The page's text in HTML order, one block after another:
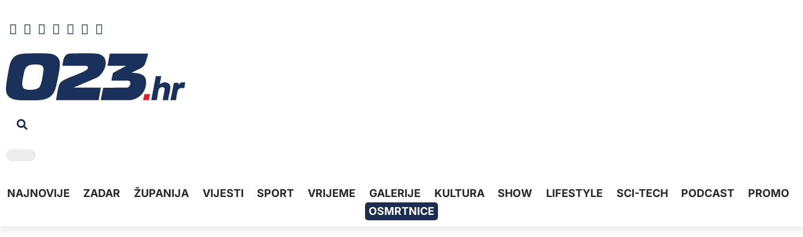
NAJNOVIJE ZADAR ŽUPANIJA VIJESTI SPORT VRIJEME GALERIJE KULTURA SHOW LIFESTYLE SCI-TECH PODCAST
PROMO
OSMRTNICE